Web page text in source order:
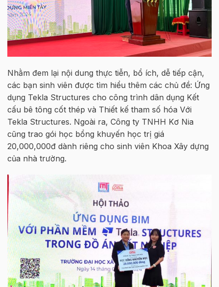
Nhằm đem lại nội dung thực tiễn, bổ ích, dễ tiếp cận,
các bạn sinh viên được tìm hiểu thêm các chủ đề: Ứng
dụng Tekla Structures cho công trình dân dụng Kết
cấu bê tông cốt thép và Thiết kế tham số hóa Với
Tekla Structures. Ngoài ra, Công ty TNHH Kơ Nia
cũng trao gói học bổng khuyến học trị giá
20,000,000đ dành riêng cho sinh viên Khoa Xây dựng
của nhà trường.